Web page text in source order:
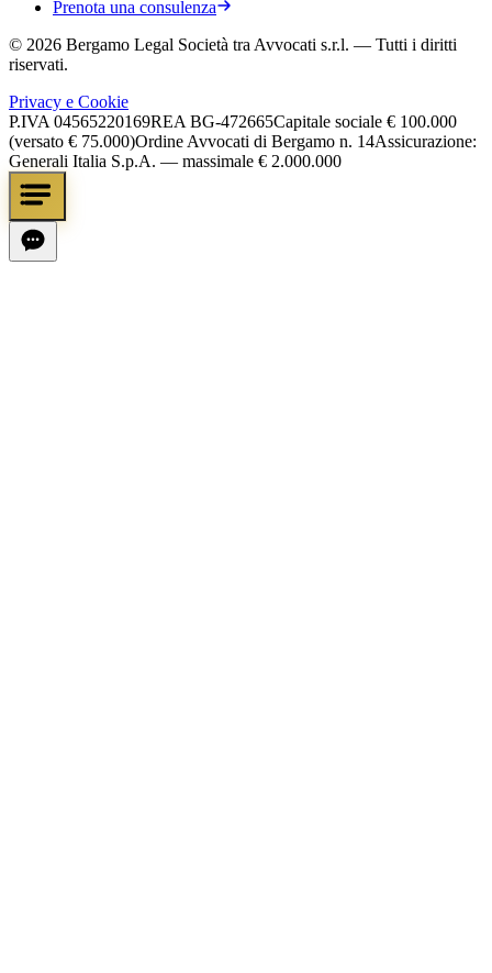
Prenota una consulenza
© 2026 Bergamo Legal Società tra Avvocati s.r.l. — Tutti i diritti
riservati.
Privacy e Cookie
P.IVA 04565220169REA BG-472665Capitale sociale € 100.000
(versato € 75.000)Ordine Avvocati di Bergamo n. 14Assicurazione:
Generali Italia S.p.A. — massimale € 2.000.000